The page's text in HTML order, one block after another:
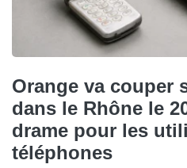
Orange va couper
dans le Rhône le
drame pour les
téléphones